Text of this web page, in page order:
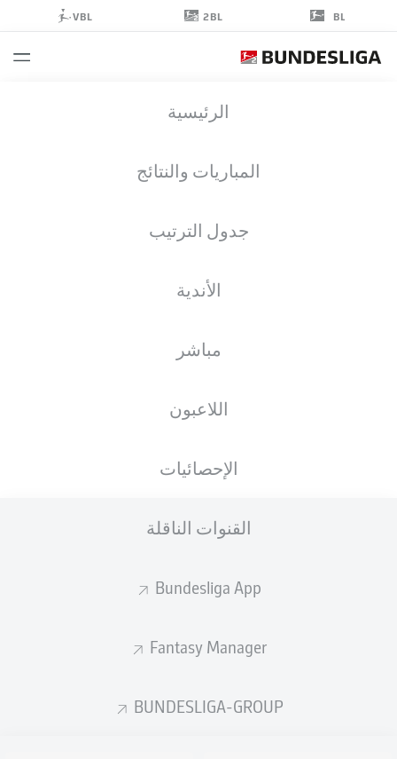
BL
2BL
VBL
الرئيسية
المباريات والنتائج
جدول الترتيب
الأندية
مباشر
اللاعبون
الإحصائيات
القنوات الناقلة
Bundesliga App
Fantasy Manager
BUNDESLIGA-GROUP
24.04.1999
إحصائيات موسم 2020/2021